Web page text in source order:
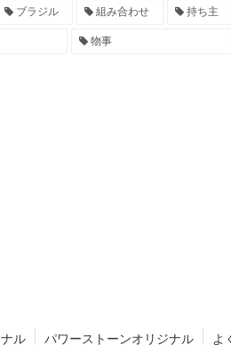
ブラジル 組み合わせ 持ち主
物事
ル パワーストーンオリジナル よ